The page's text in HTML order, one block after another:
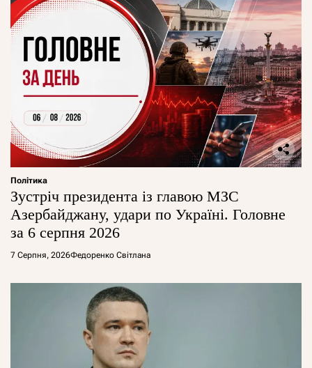
Політика
Зустріч президента із главою МЗС
Азербайджану, удари по Україні. Головне
за 6 серпня 2026
7 Серпня, 2026Федоренко Світлана